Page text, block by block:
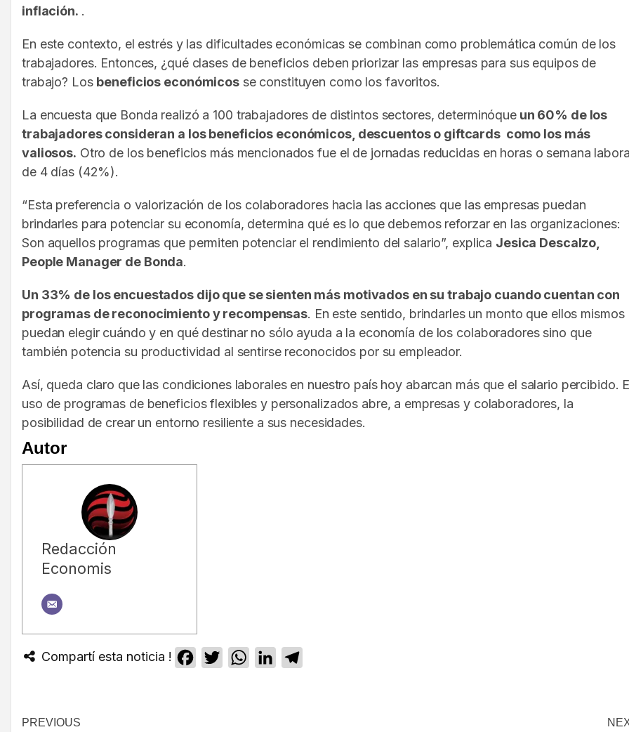
inflación. .
En este contexto, el estrés y las dificultades económicas se combinan como problemática común de los
trabajadores. Entonces, ¿qué clases de beneficios deben priorizar las empresas para sus equipos de
trabajo? Los beneficios económicosse constituyen como los favoritos.
La encuesta que Bonda realizó a 100 trabajadores de distintos sectores, determinóqueun 60% de los
trabajadores consideran a los beneficios económicos, descuentos o giftcards como los más
valiosos. Otro de los beneficios más mencionados fue el de jornadas reducidas en horas o semana
de 4 días (42%).
“Esta preferencia o valorización de los colaboradores hacia las acciones que las empresas puedan
brindarles para potenciar su economía, determina qué es lo que debemos reforzar en las organizaciones:
Son aquellos programas que permiten potenciar el rendimiento del salario”, explica Jesica Descalzo,
People Manager de Bonda.
Un 33% de los encuestados dijo que se sienten más motivados en su trabajo cuando cuentan con
programas de reconocimiento y recompensas. En este sentido, brindarles un monto que ellos mismos
puedan elegir cuándo y en qué destinar no sólo ayuda a la economía de los colaboradores sino que
también potencia su productividad al sentirse reconocidos por su empleador.
Así, queda claro que las condiciones laborales en nuestro país hoy abarcan más que el salario percibido.
uso de programas de beneficios flexibles y personalizados abre, a empresas y colaboradores, la
posibilidad de crear un entorno resiliente a sus necesidades.
Autor
Redacción
Economis
Compartí esta noticia ! Facebook
TwitterWhatsApp
LinkedIn
PREVIOUS